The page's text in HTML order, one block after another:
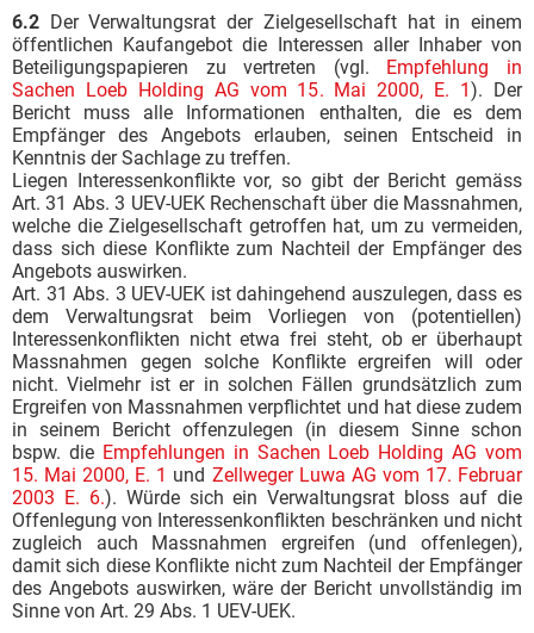
6.2 Der Verwaltungsrat der Zielgesellschaft hat in einem
öffentlichen Kaufangebot die Interessen aller Inhaber von
Beteiligungspapieren zu vertreten (vgl. Empfehlung in
Sachen Loeb Holding AG vom 15. Mai 2000, E. 1). Der
Bericht muss alle Informationen enthalten, die es dem
Empfänger des Angebots erlauben, seinen Entscheid in
Kenntnis der Sachlage zu treffen.
Liegen Interessenkonflikte vor, so gibt der Bericht gemäss
Art. 31 Abs. 3 UEV-UEK Rechenschaft über die Massnahmen,
welche die Zielgesellschaft getroffen hat, um zu vermeiden,
dass sich diese Konflikte zum Nachteil der Empfänger des
Angebots auswirken.
Art. 31 Abs. 3 UEV-UEK ist dahingehend auszulegen, dass es
dem Verwaltungsrat beim Vorliegen von (potentiellen)
Interessenkonflikten nicht etwa frei steht, ob er überhaupt
Massnahmen gegen solche Konflikte ergreifen will oder
nicht. Vielmehr ist er in solchen Fällen grundsätzlich zum
Ergreifen von Massnahmen verpflichtet und hat diese zudem
in seinem Bericht offenzulegen (in diesem Sinne schon
bspw. die Empfehlungen in Sachen Loeb Holding AG vom
15. Mai 2000, E. 1 und Zellweger Luwa AG vom 17. Februar
2003 E. 6.). Würde sich ein Verwaltungsrat bloss auf die
Offenlegung von Interessenkonflikten beschränken und nicht
zugleich auch Massnahmen ergreifen (und offenlegen),
damit sich diese Konflikte nicht zum Nachteil der Empfänger
des Angebots auswirken, wäre der Bericht unvollständig im
Sinne von Art. 29 Abs. 1 UEV-UEK.